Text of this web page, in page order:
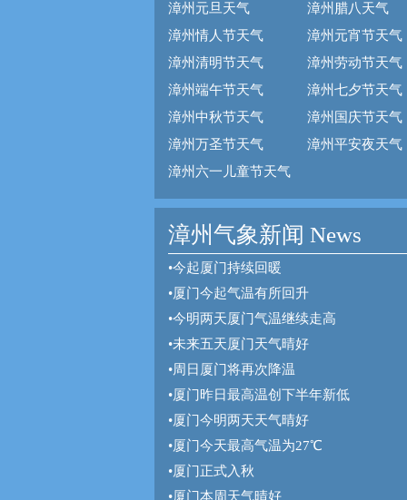
漳州元旦天气
漳州腊八天气
漳州情人节天气
漳州元宵节天气
漳州清明节天气
漳州劳动节天气
漳州端午节天气
漳州七夕节天气
漳州中秋节天气
漳州国庆节天气
漳州万圣节天气
漳州平安夜天气
漳州六一儿童节天气
漳州气象新闻 News
•今起厦门持续回暖
•厦门今起气温有所回升
•今明两天厦门气温继续走高
•未来五天厦门天气晴好
•周日厦门将再次降温
•厦门昨日最高温创下半年新低
•厦门今明两天天气晴好
•厦门今天最高气温为27℃
•厦门正式入秋
•厦门本周天气晴好